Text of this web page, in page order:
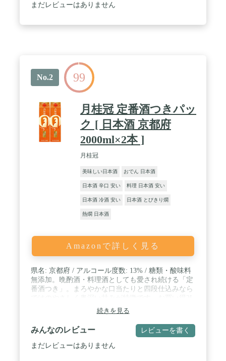
まだレビューはありません
No.2 99
月桂冠 定番酒つきパッ
ク [ 日本酒 京都府
2000ml×2本 ]
月桂冠
美味しい日本酒 おでん 日本酒
日本酒 辛口 安い 料理 日本酒 安い
日本酒 冷酒 安い 日本酒 とびきり燗
熱燗 日本酒
Amazonで詳しく見る
県名: 京都府 / アルコール度数: 13% / 糖類・酸味料
無添加。晩酌酒・料理酒としても愛され続ける「定
番酒つき」。まろやかな口当たりと四段仕込みなら
続きを見る
みんなのレビュー レビューを書く
まだレビューはありません